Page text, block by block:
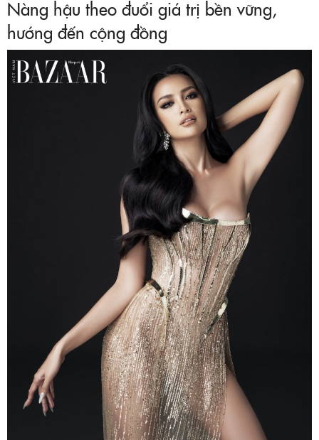
Nàng hậu theo đuổi giá trị bền vững,
hướng đến cộng đồng